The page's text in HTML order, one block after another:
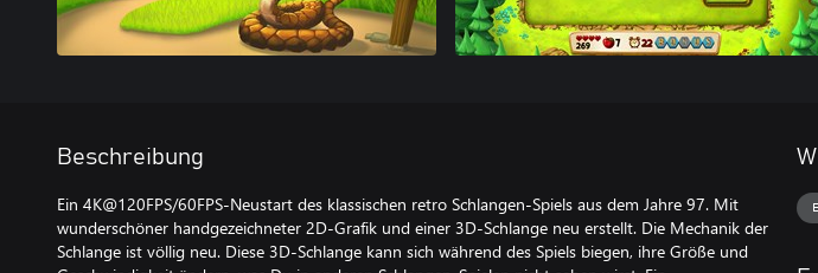
Beschreibung
Ein 4K@120FPS/60FPS-Neustart des klassischen retro Schlangen-Spiels aus dem Jahre 97. Mit
wunderschöner handgezeichneter 2D-Grafik und einer 3D-Schlange neu erstellt. Die Mechanik der
Schlange ist völlig neu. Diese 3D-Schlange kann sich während des Spiels biegen, ihre Größe und